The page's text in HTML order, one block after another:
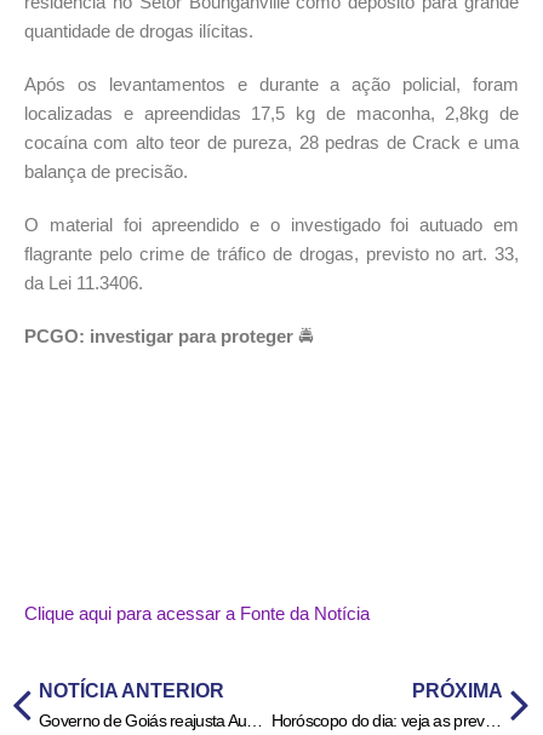
quantidade de drogas ilícitas.
Após os levantamentos e durante a ação policial, foram
localizadas e apreendidas 17,5 kg de maconha, 2,8kg de
cocaína com alto teor de pureza, 28 pedras de Crack e uma
balança de precisão.
O material foi apreendido e o investigado foi autuado em
flagrante pelo crime de tráfico de drogas, previsto no art. 33,
da Lei 11.3406.
PCGO: investigar para proteger 🚔
Clique aqui para acessar a Fonte da Notícia
NOTÍCIA ANTERIOR PRÓXIMA
Horóscopo do dia: veja as previsões para seu signo hoje (Segunda, 13/10)